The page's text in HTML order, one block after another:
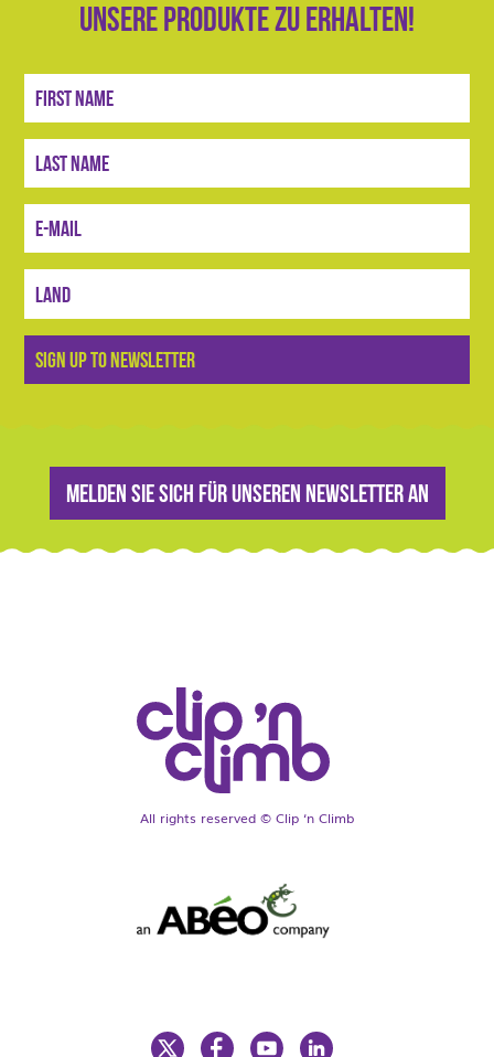
unsere Produkte zu erhalten!
Anmelden
SIGN UP TO NEWSLETTER
Melden Sie sich für unseren Newsletter an
All rights reserved © Clip ‘n Climb